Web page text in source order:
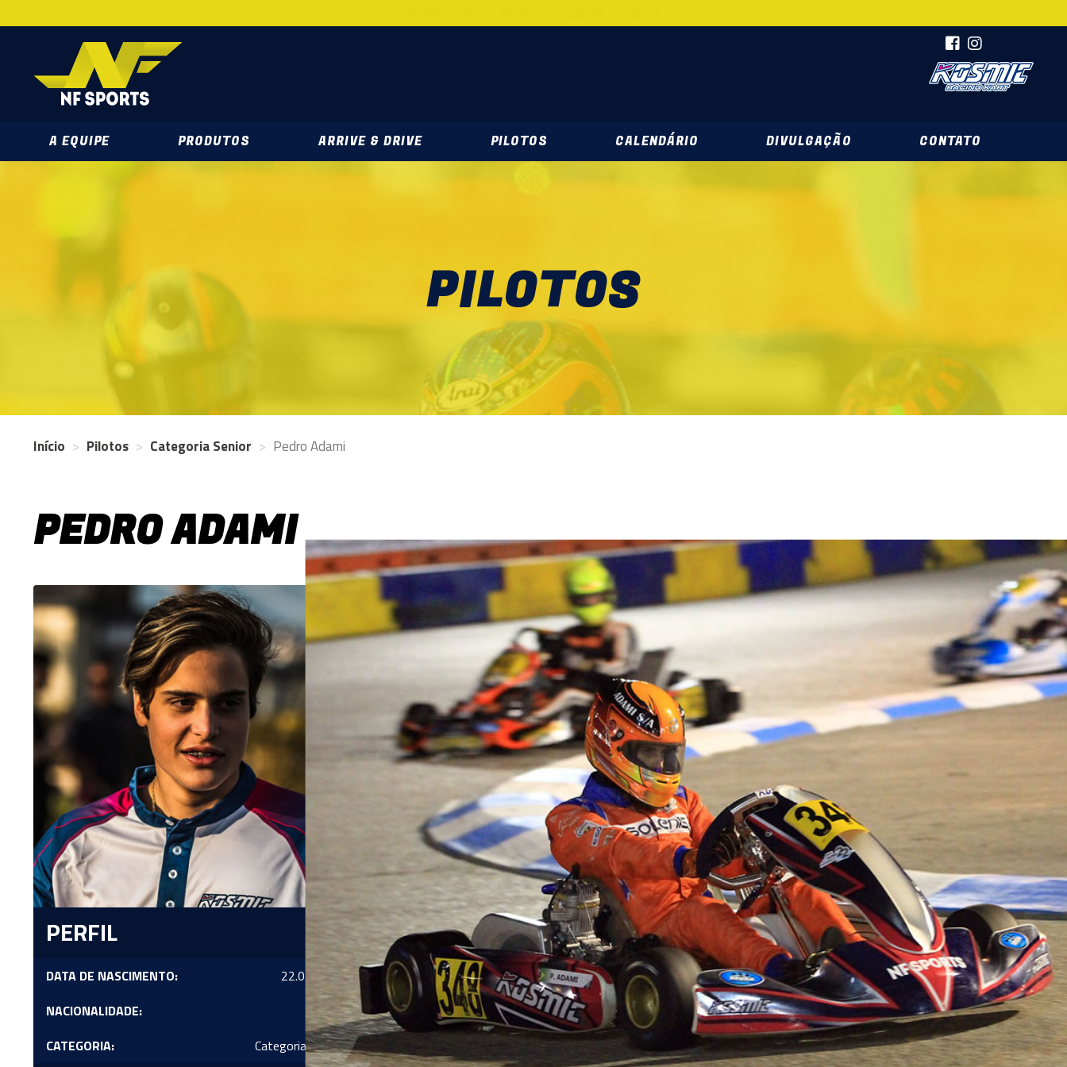
A EQUIPE PRODUTOS ARRIVE & DRIVE PILOTOS CALENDÁRIO DIVULGAÇÃO CONTATO
PILOTOS
Início Pilotos Categoria Senior Pedro Adami
PEDRO ADAMI
PERFIL
DATA DE NASCIMENTO:
22.02.2002
NACIONALIDADE:
Brasil
CATEGORIA:
Categoria Senior